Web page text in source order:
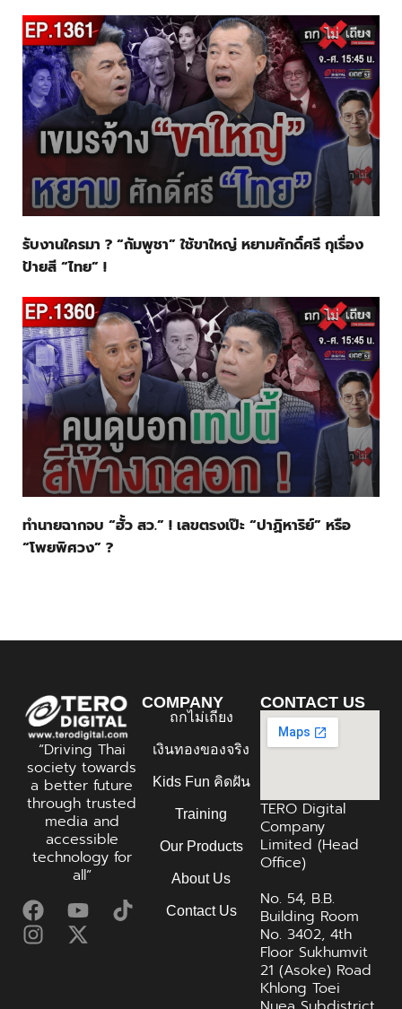
รับงานใครมา ? “กัมพูชา” ใช้ขาใหญ่ หยามศักดิ์ศรี กุเรื่อง
ป้ายสี “ไทย” !
ทำนายฉากจบ “ฮั้ว สว.” ! เลขตรงเป๊ะ “ปาฏิหาริย์” หรือ
“โพยพิศวง” ?
“Driving Thai
society towards
a better future
through trusted
media and
accessible
technology for
all”
COMPANY
ถกไม่เถียง
เงินทองของจริง
Kids Fun คิดฝัน
Training
Our Products
About Us
Contact Us
CONTACT US
TERO Digital
Company
Limited (Head
Office)
No. 54, B.B.
Building Room
No. 3402, 4th
Floor Sukhumvit
21 (Asoke) Road
Khlong Toei